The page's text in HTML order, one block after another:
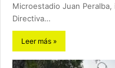
Microestadio Juan
Directiva…
Leer más »